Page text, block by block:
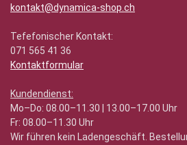
kontakt@dynamica-shop.ch
Tefefonischer Kontakt:
071 565 41 36
Kontaktformular
Kundendienst:
Mo–Do: 08.00–11.30 | 13.00–17.00 Uhr
Fr: 08.00–11.30 Uhr
Wir führen kein Ladengeschäft.